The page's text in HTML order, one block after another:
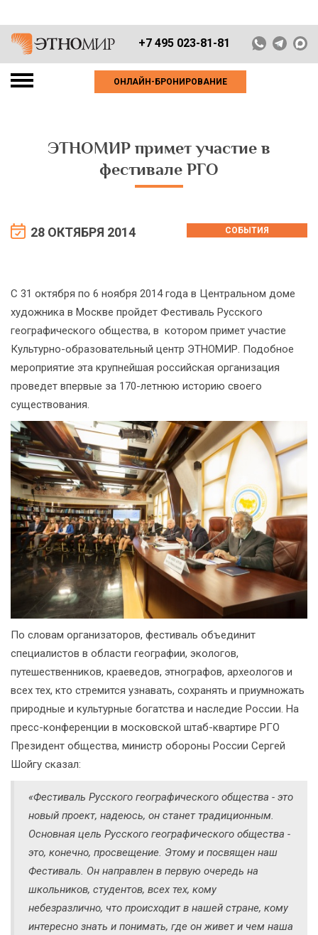
+7 495 023-81-81
ОНЛАЙН-БРОНИРОВАНИЕ
ЭТНОМИР примет участие в
фестивале РГО
28 ОКТЯБРЯ 2014 СОБЫТИЯ
С 31 октября по 6 ноября 2014 года в Центральном доме
художника в Москве пройдет Фестиваль Русского
географического общества, в котором примет участие
Культурно-образовательный центр ЭТНОМИР. Подобное
мероприятие эта крупнейшая российская организация
проведет впервые за 170-летнюю историю своего
существования.
По словам организаторов, фестиваль объединит
специалистов в области географии, экологов,
путешественников, краеведов, этнографов, археологов и
всех тех, кто стремится узнавать, сохранять и приумножать
природные и культурные богатства и наследие России. На
пресс-конференции в московской штаб-квартире РГО
Президент общества, министр обороны России Сергей
Шойгу сказал:
«Фестиваль Русского географического общества - это
новый проект, надеюсь, он станет традиционным.
Основная цель Русского географического общества -
это, конечно, просвещение. Этому и посвящен наш
Фестиваль. Он направлен в первую очередь на
школьников, студентов, всех тех, кому
небезразлично, что происходит в нашей стране, кому
интересно знать и понимать, где он живет и чем наша